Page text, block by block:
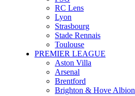
RC Lens
Lyon
Strasbourg
Stade Rennais
Toulouse
PREMIER LEAGUE
Aston Villa
Arsenal
Brentford
Brighton & Hove Albion